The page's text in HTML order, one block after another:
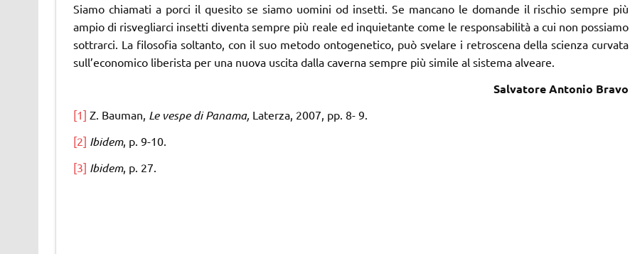
Siamo chiamati a porci il quesito se siamo uomini od insetti. Se mancano le domande il rischio sempre più
ampio di risvegliarci insetti diventa sempre più reale ed inquietante come le responsabilità a cui non possiamo
sottrarci. La filosofia soltanto, con il suo metodo ontogenetico, può svelare i retroscena della scienza curvata
sull’economico liberista per una nuova uscita dalla caverna sempre più simile al sistema alveare.
Salvatore Antonio Bravo
[1] Z. Bauman, Le vespe di Panama, Laterza, 2007, pp. 8- 9.
[2] Ibidem, p. 9-10.
[3] Ibidem, p. 27.